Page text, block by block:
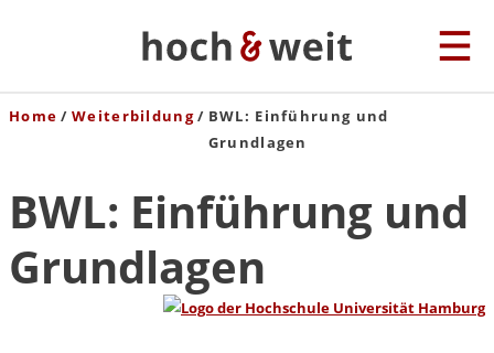
Home Weiterbildung
BWL: Einführung und
Grundlagen
BWL: Einführung und
Grundlagen